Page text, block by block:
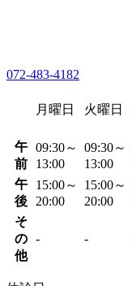
072-483-4182
月曜日 火曜日
午
前
09:30～
13:00
09:30～
13:00
午
後
15:00～
20:00
15:00～
20:00
そ
の
他
- -